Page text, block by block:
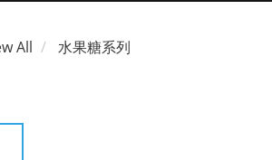
All 水果糖系列